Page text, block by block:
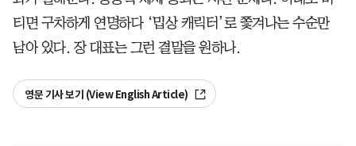
티면 구차하게 연명하다 ‘밉상 캐릭터’로 쫓겨나는 수순만
남아 있다. 장 대표는 그런 결말을 원하나.
영문 기사 보기 (View English Article)